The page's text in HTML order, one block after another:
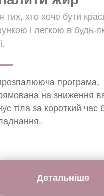
програма,
на зниження
тіла за короткий час
тих, хто хоче бути
і легкою в будь-
Детальніше